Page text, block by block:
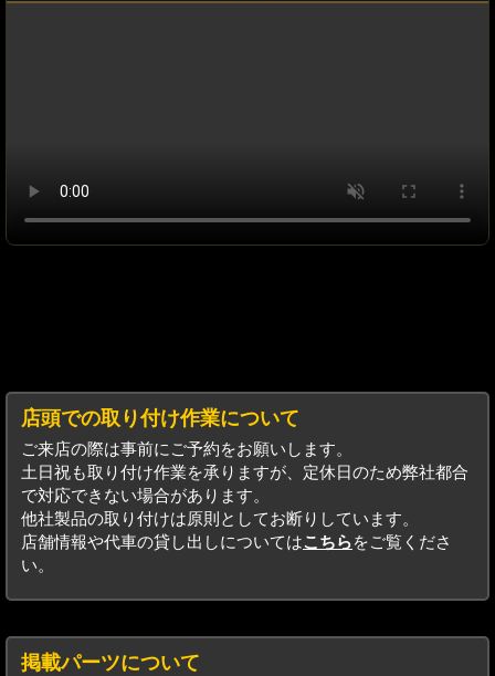
店頭での取り付け作業について
ご来店の際は事前にご予約をお願いします。
土日祝も取り付け作業を承りますが、定休日のため弊社都合
で対応できない場合があります。
他社製品の取り付けは原則としてお断りしています。
店舗情報や代車の貸し出しについてはこちらをご覧くださ
い。
掲載パーツについて